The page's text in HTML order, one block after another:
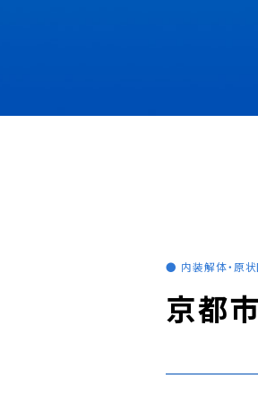
● 内装解体・原
京都